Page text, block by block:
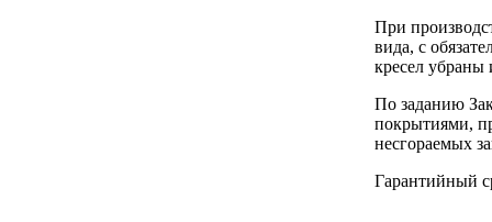
При
вида, с
кресел
По заданию
покрытиями,
несгораемых
Гарантийный